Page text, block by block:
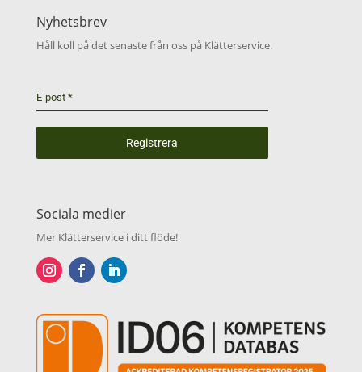
Nyhetsbrev
Håll koll på det senaste från oss på Klätterservice.
E-post *
Registrera
Sociala medier
Mer Klätterservice i ditt flöde!